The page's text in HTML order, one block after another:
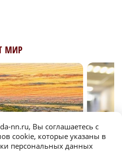
МИР
nn.ru, Вы соглашаетесь с
cookie, которые указаны в
персональных данных